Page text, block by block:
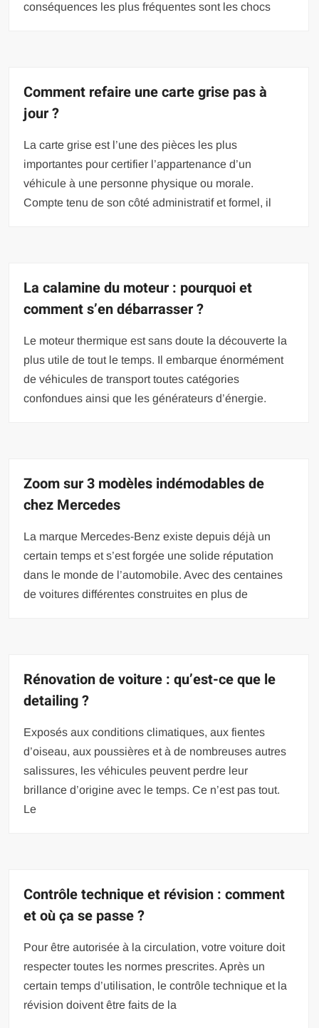
conséquences les plus fréquentes sont les chocs
Comment refaire une carte grise pas à
jour ?
La carte grise est l’une des pièces les plus
importantes pour certifier l’appartenance d’un
véhicule à une personne physique ou morale.
Compte tenu de son côté administratif et formel, il
La calamine du moteur : pourquoi et
comment s’en débarrasser ?
Le moteur thermique est sans doute la découverte la
plus utile de tout le temps. Il embarque énormément
de véhicules de transport toutes catégories
confondues ainsi que les générateurs d’énergie.
Zoom sur 3 modèles indémodables de
chez Mercedes
La marque Mercedes-Benz existe depuis déjà un
certain temps et s’est forgée une solide réputation
dans le monde de l’automobile. Avec des centaines
de voitures différentes construites en plus de
Rénovation de voiture : qu’est-ce que le
detailing ?
Exposés aux conditions climatiques, aux fientes
d’oiseau, aux poussières et à de nombreuses autres
salissures, les véhicules peuvent perdre leur
brillance d’origine avec le temps. Ce n’est pas tout.
Le
Contrôle technique et révision : comment
et où ça se passe ?
Pour être autorisée à la circulation, votre voiture doit
respecter toutes les normes prescrites. Après un
certain temps d’utilisation, le contrôle technique et la
révision doivent être faits de la